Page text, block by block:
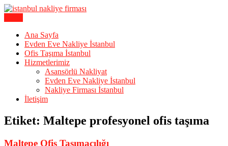
Skip
İstanbul Evden Eve Nakliye |
İstanbul Nakliyat
Ana Sayfa
Evden Eve Nakliye İstanbul
Ofis Taşıma İstanbul
Hizmetlerimiz
Asansörlü Nakliyat
Evden Eve Nakliye İstanbul
Nakliye Firması İstanbul
İletişim
Etiket: Maltepe profesyonel ofis taşıma
Maltepe Ofis Taşımacılığı